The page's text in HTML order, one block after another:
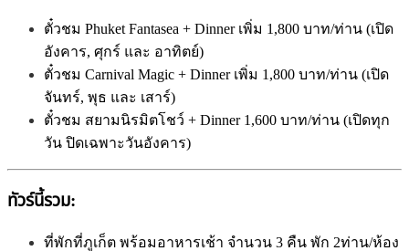
ตั๋วชม Phuket Fantasea + Dinner เพิ่ม 1,800 บาท/ท่าน (เปิด
อังคาร, ศุกร์ และ อาทิตย์)
ตั๋วชม Carnival Magic + Dinner เพิ่ม 1,800 บาท/ท่าน (เปิด
จันทร์, พุธ และ เสาร์)
ตั๋วชม สยามนิรมิตโชว์ + Dinner 1,600 บาท/ท่าน (เปิดทุก
วัน ปิดเฉพาะวันอังคาร)
ทัวร์นี้รวม:
ที่พักที่ภูเก็ต พร้อมอาหารเช้า จำนวน 3 คืน พัก 2ท่าน/ห้อง